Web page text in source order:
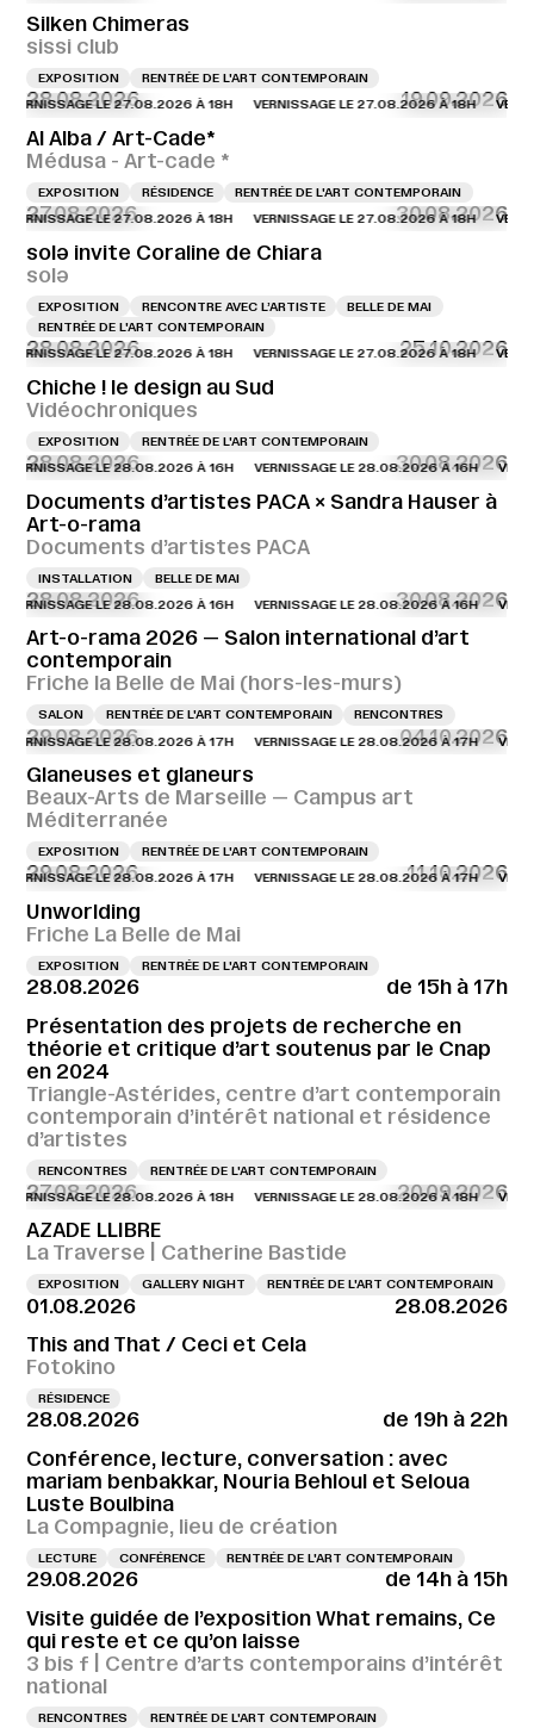
Silken Chimeras
sissi club
EXPOSITION RENTRÉE DE L'ART CONTEMPORAIN
28.08.2026 19.09.2026
LE 27.08.2026 À 18H VERNISSAGE LE 27.08.2026 À 18H
Al Alba / Art-Cade*
Médusa - Art-cade *
EXPOSITION RÉSIDENCE RENTRÉE DE L'ART CONTEMPORAIN
27.08.2026 30.08.2026
LE 27.08.2026 À 18H VERNISSAGE LE 27.08.2026 À 18H
solə invite Coraline de Chiara
solə
EXPOSITION RENCONTRE AVEC L’ARTISTE
BELLE DE MAI
RENTRÉE DE L'ART CONTEMPORAIN
28.08.2026 25.10.2026
LE 27.08.2026 À 18H VERNISSAGE LE 27.08.2026 À 18H
Chiche ! le design au Sud
Vidéochroniques
EXPOSITION RENTRÉE DE L'ART CONTEMPORAIN
28.08.2026 30.08.2026
LE 28.08.2026 À 16H VERNISSAGE LE 28.08.2026 À 16H
Documents d’artistes PACA × Sandra Hauser à
Art-o-rama
Documents d’artistes PACA
INSTALLATION BELLE DE MAI
28.08.2026 30.08.2026
LE 28.08.2026 À 16H VERNISSAGE LE 28.08.2026 À 16H
Art-o-rama 2026 — Salon international d’art
contemporain
Friche la Belle de Mai (hors-les-murs)
SALON RENTRÉE DE L'ART CONTEMPORAIN RENCONTRES
29.08.2026 04.10.2026
LE 28.08.2026 À 17H VERNISSAGE LE 28.08.2026 À 17H
Glaneuses et glaneurs
Beaux-Arts de Marseille — Campus art
Méditerranée
EXPOSITION RENTRÉE DE L'ART CONTEMPORAIN
29.08.2026 11.10.2026
LE 28.08.2026 À 17H VERNISSAGE LE 28.08.2026 À 17H
Unworlding
Friche La Belle de Mai
EXPOSITION RENTRÉE DE L'ART CONTEMPORAIN
28.08.2026
de 15h à 17h
Présentation des projets de recherche en
théorie et critique d’art soutenus par le Cnap
en 2024
Triangle-Astérides, centre d’art contemporain
contemporain d’intérêt national et résidence
d’artistes
RENCONTRES RENTRÉE DE L'ART CONTEMPORAIN
27.08.2026 20.09.2026
LE 28.08.2026 À 18H VERNISSAGE LE 28.08.2026 À 18H
AZADE LLIBRE
La Traverse | Catherine Bastide
EXPOSITION GALLERY NIGHT RENTRÉE DE L'ART CONTEMPORAIN
01.08.2026
28.08.2026
This and That / Ceci et Cela
Fotokino
RÉSIDENCE
28.08.2026
de 19h à 22h
Conférence, lecture, conversation : avec
mariam benbakkar, Nouria Behloul et Seloua
Luste Boulbina
La Compagnie, lieu de création
LECTURE CONFÉRENCE RENTRÉE DE L'ART CONTEMPORAIN
29.08.2026
de 14h à 15h
Visite guidée de l’exposition What remains, Ce
qui reste et ce qu’on laisse
3 bis f | Centre d’arts contemporains d’intérêt
national
RENCONTRES RENTRÉE DE L'ART CONTEMPORAIN